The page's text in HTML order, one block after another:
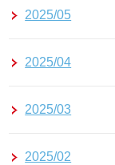
2025/05
2025/04
2025/03
2025/02